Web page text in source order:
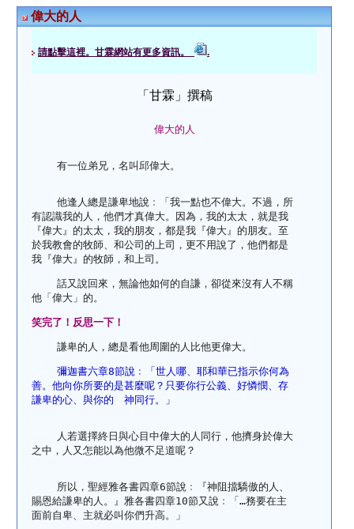
偉大的人
請點擊這裡。甘霖網站有更多資訊。 .
「甘霖」撰稿
偉大的人
    有一位弟兄，名叫邱偉大。
    他逢人總是謙卑地說﹕「我一點也不偉大。不過，所
有認識我的人，他們才真偉大。因為，我的太太，就是我
『偉大』的太太，我的朋友，都是我『偉大』的朋友。至
於我教會的牧師、和公司的上司，更不用說了，他們都是
我『偉大』的牧師，和上司。
    話又說回來，無論他如何的自謙，卻從來沒有人不稱
他「偉大」的。
笑完了！反思一下！
    謙卑的人，總是看他周圍的人比他更偉大。
  彌迦書六章8節說﹕「世人哪、耶和華已指示你何為
善。他向你所要的是甚麼呢？只要你行公義、好憐憫、存
謙卑的心、與你的　神同行。」
    人若選擇終日與心目中偉大的人同行，他擠身於偉大
之中，人又怎能以為他微不足道呢？
    所以，聖經雅各書四章6節說﹕『神阻擋驕傲的人、
賜恩給謙卑的人。』雅各書四章10節又說﹕「…務要在主
面前自卑、主就必叫你們升高。」